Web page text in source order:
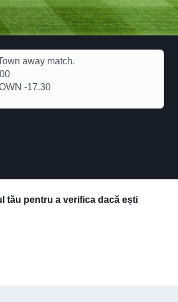
away match.
-17.30
tău pentru a verifica dacă ești